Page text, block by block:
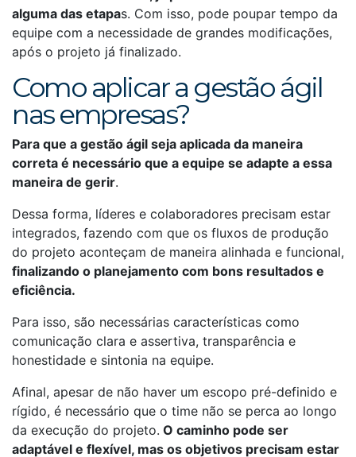
alguma das etapas. Com isso, pode poupar tempo da
equipe com a necessidade de grandes modificações,
após o projeto já finalizado.
Como aplicar a gestão ágil
nas empresas?
Para que a gestão ágil seja aplicada da maneira
correta é necessário que a equipe se adapte a essa
maneira de gerir.
Dessa forma, líderes e colaboradores precisam estar
integrados, fazendo com que os fluxos de produção
do projeto aconteçam de maneira alinhada e funcional,
finalizando o planejamento com bons resultados e
eficiência.
Para isso, são necessárias características como
comunicação clara e assertiva, transparência e
honestidade e sintonia na equipe.
Afinal, apesar de não haver um escopo pré-definido e
rígido, é necessário que o time não se perca ao longo
da execução do projeto. O caminho pode ser
adaptável e flexível, mas os objetivos precisam estar